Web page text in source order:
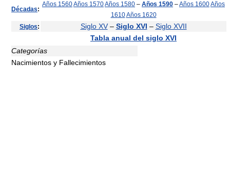
Décadas:
Años 1560Años 1570Años 1580 – Años 1590 –Años 1600Años
1610Años 1620
Siglos: Siglo XV– Siglo XVI – Siglo XVII
Tabla anual del siglo XVI
Categorías
Nacimientos y Fallecimientos